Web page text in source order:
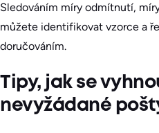
Sledováním míry odmítnutí,
můžete identifikovat vzorce a
doručováním.
Tipy, jak se
nevyžádané